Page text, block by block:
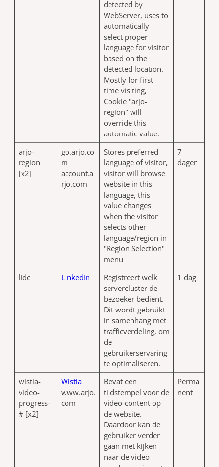
detected by
WebServer, uses to
automatically
select proper
language for visitor
based on the
detected location.
Mostly for first
time visiting,
Cookie "arjo-
region" will
override this
automatic value.
arjo-
region
[x2]
go.arjo.co
m
account.a
rjo.com
Stores preferred
language of visitor,
visitor will browse
website in this
language, this
value changes
when the visitor
selects other
language/region in
"Region Selection"
menu
7
dagen
lidc LinkedIn
Registreert welk
servercluster de
bezoeker bedient.
Dit wordt gebruikt
in samenhang met
trafficverdeling, om
de
gebruikerservaring
te optimaliseren.
1 dag
wistia-
video-
progress-
# [x2]
Wistia
www.arjo.
com
Bevat een
tijdstempel voor de
video-content op
de website.
Daardoor kan de
gebruiker verder
gaan met kijken
naar de video
Perma
nent